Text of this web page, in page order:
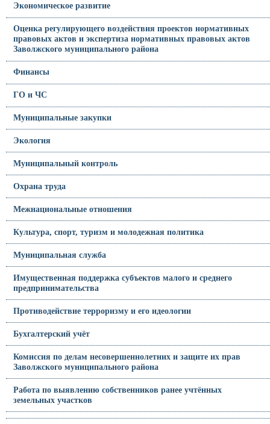
Экономическое развитие
Оценка регулирующего воздействия проектов нормативных
правовых актов и экспертиза нормативных правовых актов
Заволжского муниципального района
Финансы
ГО и ЧС
Муниципальные закупки
Экология
Муниципальный контроль
Охрана труда
Межнациональные отношения
Культура, спорт, туризм и молодежная политика
Муниципальная служба
Имущественная поддержка субъектов малого и среднего
предпринимательства
Противодействие терроризму и его идеологии
Бухгалтерский учёт
Комиссия по делам несовершеннолетних и защите их прав
Заволжского муниципального района
Работа по выявлению собственников ранее учтённых
земельных участков